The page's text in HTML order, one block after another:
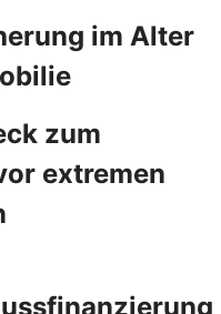
im Alter
zum
extremen